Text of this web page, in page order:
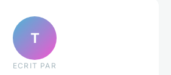
T
ECRIT PAR